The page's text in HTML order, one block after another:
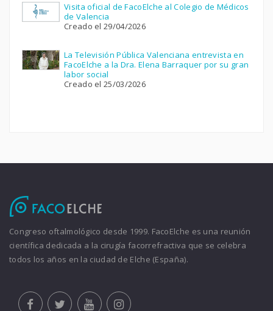
Visita oficial de FacoElche al Colegio de Médicos
de Valencia
Creado el 29/04/2026
La Televisión Pública Valenciana entrevista en
FacoElche a la Dra. Elena Barraquer por su gran
labor social
Creado el 25/03/2026
Congreso oftalmológico desde 1999. FacoElche es una reunión
científica dedicada a la cirugía facorrefractiva que se celebra
todos los años en la ciudad de Elche (España).